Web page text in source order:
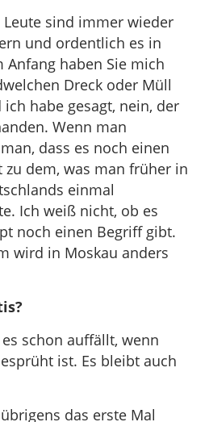
Leute sind immer wieder
und ordentlich es in
Anfang haben Sie mich
Dreck oder Müll
habe gesagt, nein, der
Wenn man
dass es noch einen
zu dem, was man früher in
einmal
Ich weiß nicht, ob es
noch einen Begriff gibt.
wird in Moskau anders
schon auffällt, wenn
ist. Es bleibt auch
das erste Mal